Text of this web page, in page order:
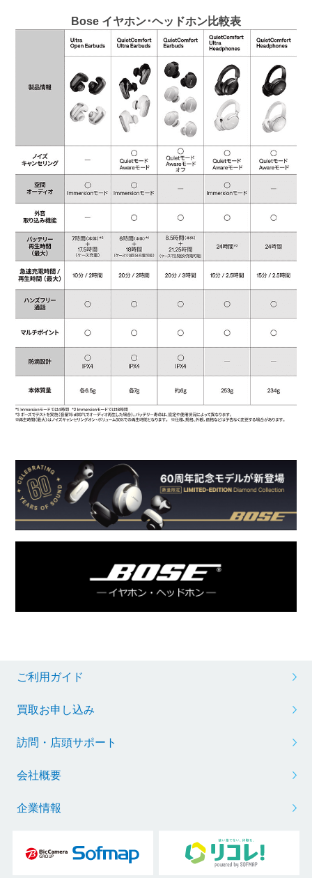
Bose イヤホン･ヘッドホン比較表
ご利用ガイド
買取お申し込み
訪問・店頭サポート
会社概要
企業情報